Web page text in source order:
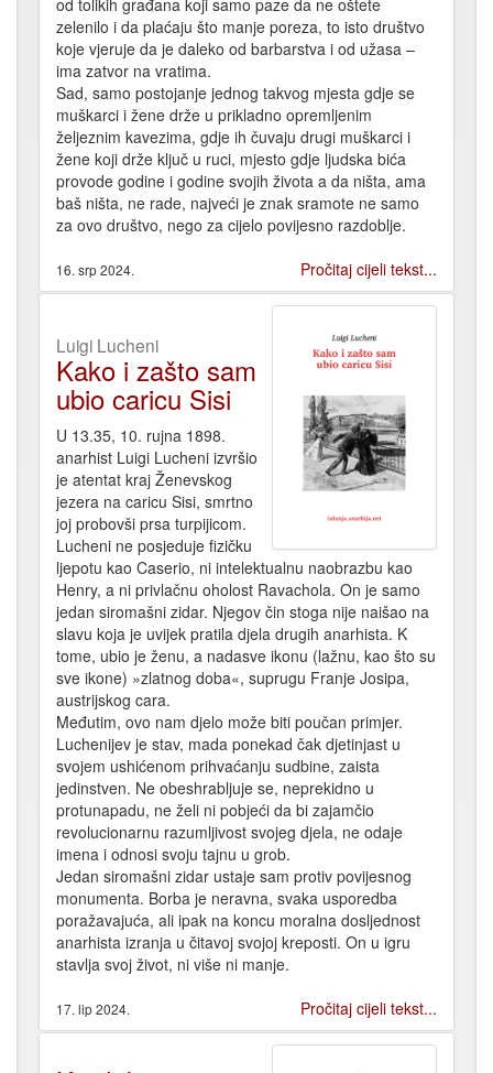
od tolikih građana koji samo paze da ne oštete
zelenilo i da plaćaju što manje poreza, to isto društvo
koje vjeruje da je daleko od barbarstva i od užasa –
ima zatvor na vratima.
Sad, samo postojanje jednog takvog mjesta gdje se
muškarci i žene drže u prikladno opremljenim
željeznim kavezima, gdje ih čuvaju drugi muškarci i
žene koji drže ključ u ruci, mjesto gdje ljudska bića
provode godine i godine svojih života a da ništa, ama
baš ništa, ne rade, najveći je znak sramote ne samo
za ovo društvo, nego za cijelo povijesno razdoblje.
16. srp 2024. Pročitaj cijeli tekst...
Luigi Lucheni
Kako i zašto sam
ubio caricu Sisi
U 13.35, 10. rujna 1898.
anarhist Luigi Lucheni izvršio
je atentat kraj Ženevskog
jezera na caricu Sisi, smrtno
joj probovši prsa turpijicom.
Lucheni ne posjeduje fizičku
ljepotu kao Caserio, ni intelektualnu naobrazbu kao
Henry, a ni privlačnu oholost Ravachola. On je samo
jedan siromašni zidar. Njegov čin stoga nije naišao na
slavu koja je uvijek pratila djela drugih anarhista. K
tome, ubio je ženu, a nadasve ikonu (lažnu, kao što su
sve ikone) »zlatnog doba«, suprugu Franje Josipa,
austrijskog cara.
Međutim, ovo nam djelo može biti poučan primjer.
Luchenijev je stav, mada ponekad čak djetinjast u
svojem ushićenom prihvaćanju sudbine, zaista
jedinstven. Ne obeshrabljuje se, neprekidno u
protunapadu, ne želi ni pobjeći da bi zajamčio
revolucionarnu razumljivost svojeg djela, ne odaje
imena i odnosi svoju tajnu u grob.
Jedan siromašni zidar ustaje sam protiv povijesnog
monumenta. Borba je neravna, svaka usporedba
poražavajuća, ali ipak na koncu moralna dosljednost
anarhista izranja u čitavoj svojoj kreposti. On u igru
stavlja svoj život, ni više ni manje.
17. lip 2024. Pročitaj cijeli tekst...